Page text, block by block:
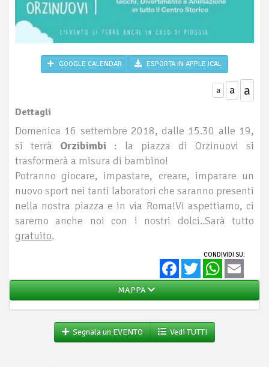
GOOGLE CALENDAR ESPORTA IN APPLE ICAL
a a a
Dettagli
Domenica 16 settembre 2018, dalle 15.30 alle 19,
si terrà Orzibimbi : la piazza di Orzinuovi si
trasformerà a misura di bambino!
Potranno giocare, impastare, creare, imparare un
nuovo sport nei tanti laboratori che saranno presenti
nella nostra piazza e in via Roma!Vi aspettiamo, ci
saremo anche noi con i nostri dolci..Sarà tutto
gratuito.
CONDIVIDI SU:
FacebookTwitter WhatsApp
MAPPA
Segnala un EVENTO Vedi TUTTI